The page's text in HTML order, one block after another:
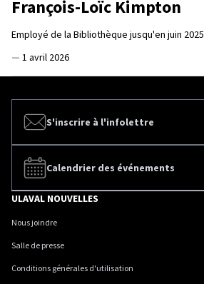
François-Loïc Kimpton
Employé de la Bibliothèque jusqu'en juin 2025
— 1 avril 2026
S'inscrire à l'infolettre
Calendrier des événements
ULAVAL NOUVELLES
Nous joindre
Salle de presse
Conditions générales d'utilisation